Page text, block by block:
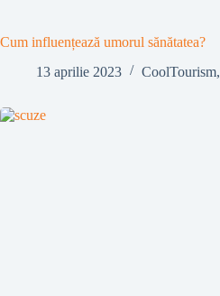
Cum influențează umorul sănătatea?
13 aprilie 2023
CoolTourism,